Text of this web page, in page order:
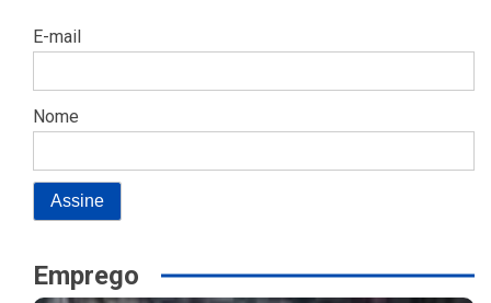
E-mail
Nome
Emprego